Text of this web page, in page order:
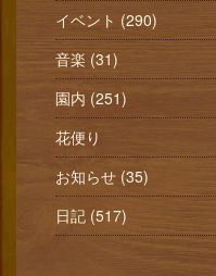
イベント (290)
音楽 (31)
園内 (251)
花便り
お知らせ (35)
日記 (517)